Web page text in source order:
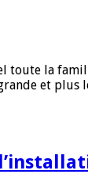
toute la
et plus